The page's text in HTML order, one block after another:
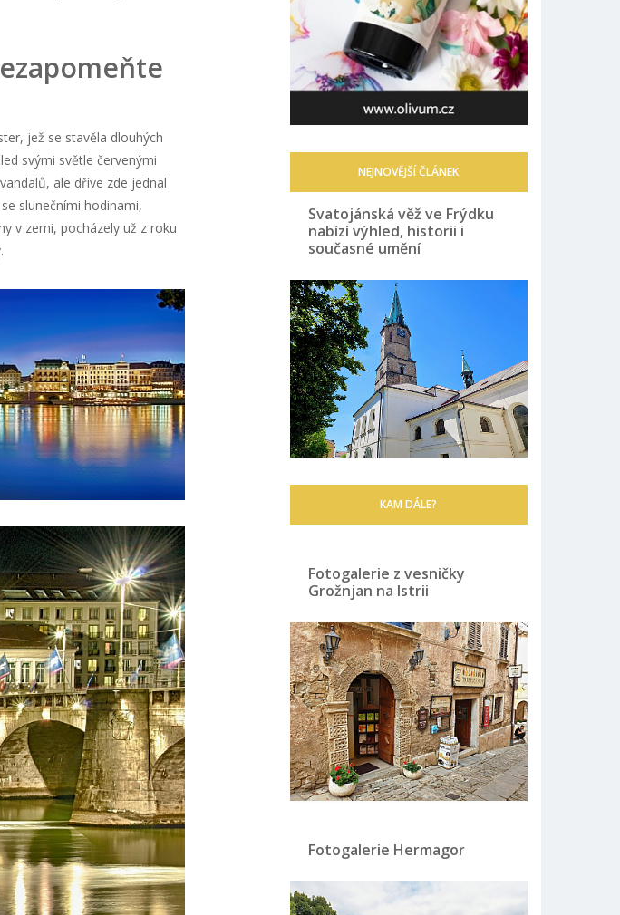
jež se stavěla dlouhých
svými světle červenými
ale dříve zde jednal
slunečními hodinami,
v zemi, pocházely už z roku
NEJNOVĚJŠÍ ČLÁNEK
Svatojánská věž ve Frýdku
nabízí výhled, historii i
současné umění
KAM DÁLE?
Fotogalerie z vesničky
Grožnjan na Istrii
Fotogalerie Hermagor